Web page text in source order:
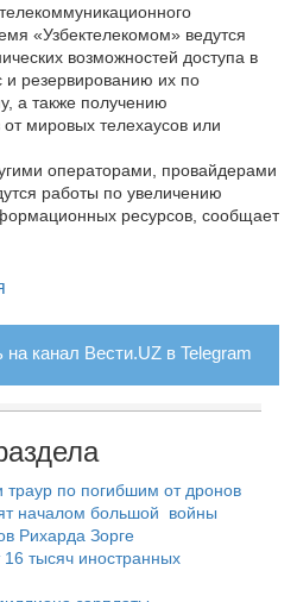
«Узбектелекомом» ведутся
возможностей доступа в
и резервированию их по
а также получению
мировых телехаусов или
операторами, провайдерами
работы по увеличению
ресурсов, сообщает
канал Вести.UZ в Telegram
траур по погибшим от дронов
началом большой войны
Рихарда Зорге
тысяч иностранных